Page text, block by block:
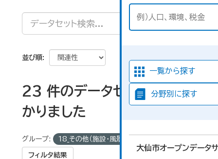
一覧から探す
分野別に探す
大仙市オープンデータ
並び順
23 件のデータセットが見つ
かりました
グループ: 18_その他（施設・風景・イベント画像）
フィルタ結果